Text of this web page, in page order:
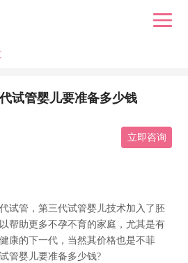
试管婴儿要准备多少钱
立即咨询
试管，第三代试管婴儿技术加入了胚
帮助更多不孕不育的家庭，尤其是有
康的下一代，当然其价格也是不菲
管婴儿要准备多少钱?